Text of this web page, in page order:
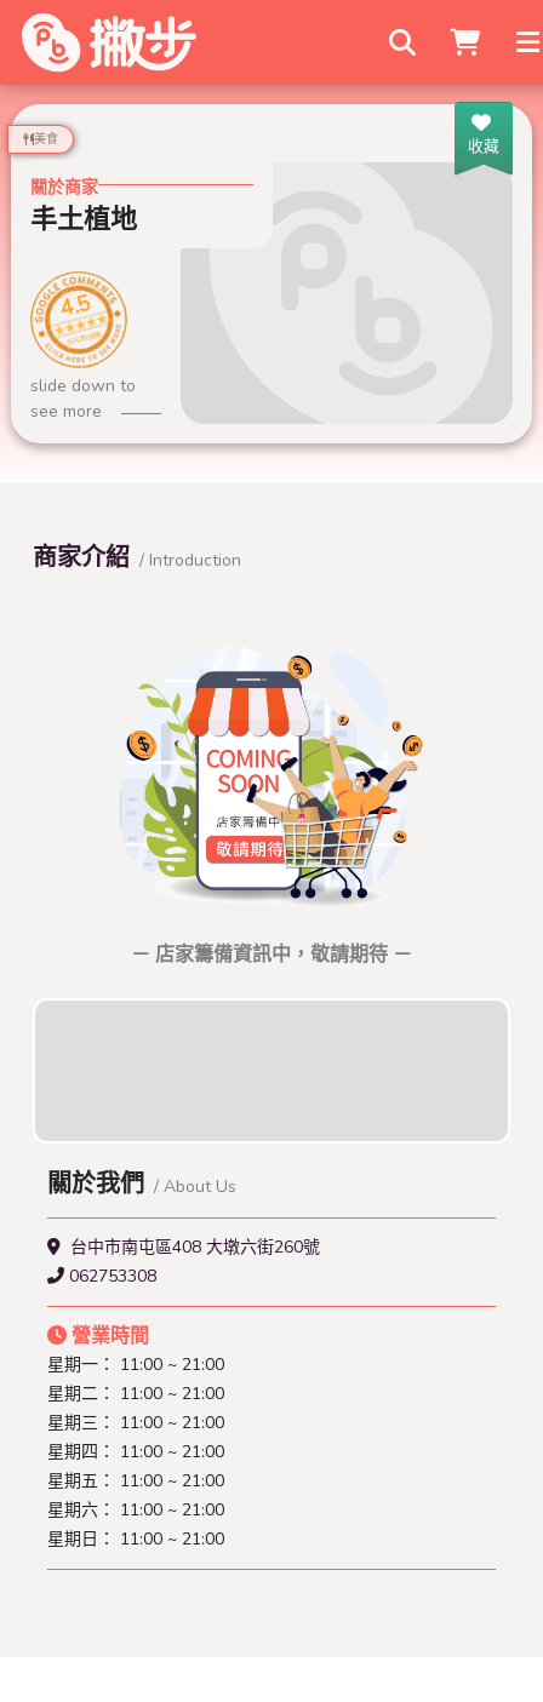
搜尋商家
收藏
美食
關於商家
丰土植地
4.5
936 則評論
slide down to
see more
商家介紹 / Introduction
－ 店家籌備資訊中，敬請期待 －
關於我們 / About Us
台中市南屯區408 大墩六街260號
062753308
營業時間
星期一： 11:00 ~ 21:00
星期二： 11:00 ~ 21:00
星期三： 11:00 ~ 21:00
星期四： 11:00 ~ 21:00
星期五： 11:00 ~ 21:00
星期六： 11:00 ~ 21:00
星期日： 11:00 ~ 21:00